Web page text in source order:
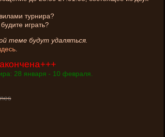
турнира?
играть?
теме будут удаляться.
28 января - 10 февраля.